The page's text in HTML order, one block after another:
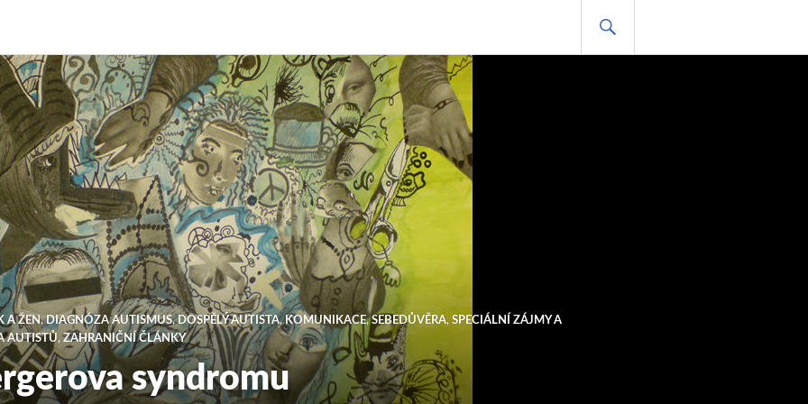
A ŽEN,DIAGNÓZA AUTISMUS,DOSPĚLÝ AUTISTA,KOMUNIKACE,SEBEDŮVĚRA, SPECIÁLNÍ ZÁJMY A
AUTISTŮ,ZAHRANIČNÍ ČLÁNKY
syndromu